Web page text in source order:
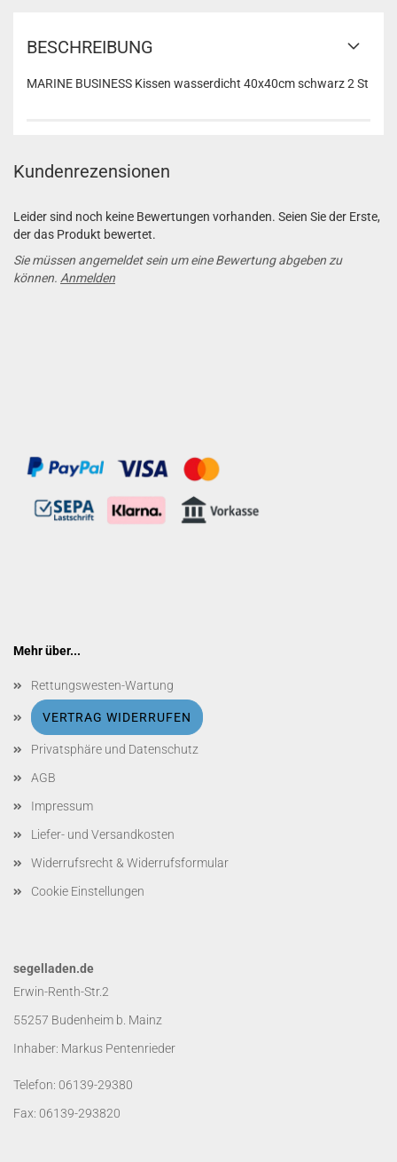
BESCHREIBUNG
MARINE BUSINESS Kissen wasserdicht 40x40cm schwarz 2 St
Kundenrezensionen
Leider sind noch keine Bewertungen vorhanden. Seien Sie der Erste,
der das Produkt bewertet.
Sie müssen angemeldet sein um eine Bewertung abgeben zu
können. Anmelden
Mehr über...
Rettungswesten-Wartung
VERTRAG WIDERRUFEN
Privatsphäre und Datenschutz
AGB
Impressum
Liefer- und Versandkosten
Widerrufsrecht & Widerrufsformular
Cookie Einstellungen
segelladen.de
Erwin-Renth-Str.2
55257 Budenheim b. Mainz
Inhaber: Markus Pentenrieder
Telefon: 06139-29380
Fax: 06139-293820